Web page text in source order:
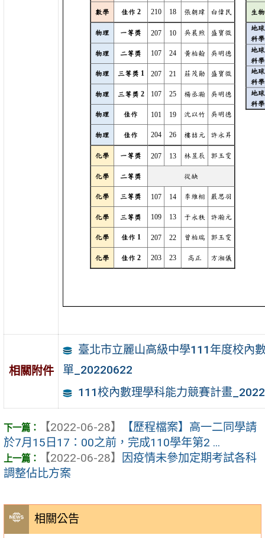
相關公告
相關附件
臺北市立麗山高級中學111年度校內
單_20220622
111校內數理學科能力競賽計畫
【2022-06-28】
【歷程檔案】高一二同學請
於7月15日17：00之前，完成110學年第2 ...
【2022-06-28】
因疫情未參加定期考試各科
調整佔比方案